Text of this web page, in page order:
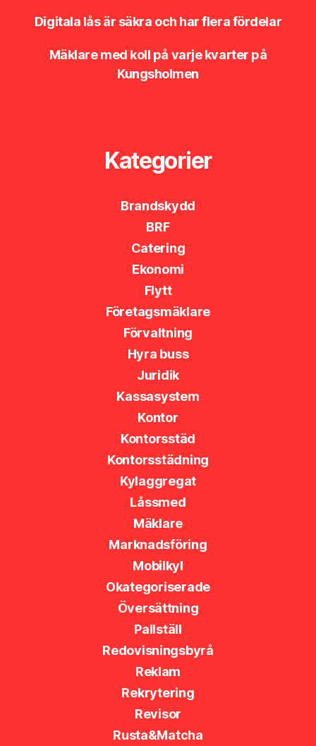
Digitala lås är säkra och har flera fördelar
Mäklare med koll på varje kvarter på
Kungsholmen
Kategorier
Brandskydd
BRF
Catering
Ekonomi
Flytt
Företagsmäklare
Förvaltning
Hyra buss
Juridik
Kassasystem
Kontor
Kontorsstäd
Kontorsstädning
Kylaggregat
Låssmed
Mäklare
Marknadsföring
Mobilkyl
Okategoriserade
Översättning
Pallställ
Redovisningsbyrå
Reklam
Rekrytering
Revisor
Rusta&Matcha